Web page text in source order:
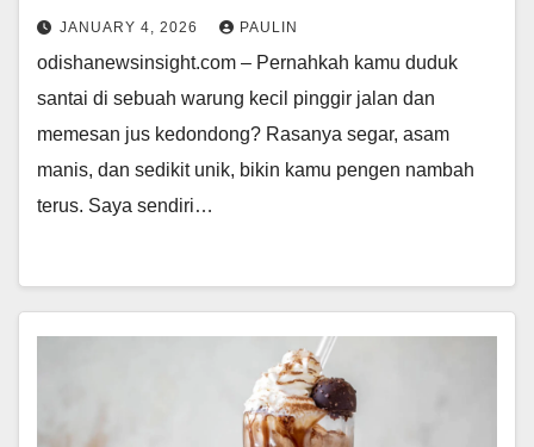
JANUARY 4, 2026 PAULIN
odishanewsinsight.com – Pernahkah kamu duduk
santai di sebuah warung kecil pinggir jalan dan
memesan jus kedondong? Rasanya segar, asam
manis, dan sedikit unik, bikin kamu pengen nambah
terus. Saya sendiri…